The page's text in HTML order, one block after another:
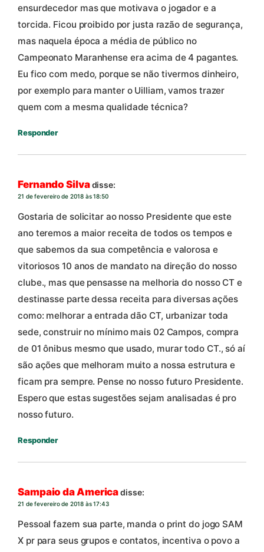
ensurdecedor mas que motivava o jogador e a
torcida. Ficou proibido por justa razão de segurança,
mas naquela época a média de público no
Campeonato Maranhense era acima de 4 pagantes.
Eu fico com medo, porque se não tivermos dinheiro,
por exemplo para manter o Uilliam, vamos trazer
quem com a mesma qualidade técnica?
Responder
Fernando Silvadisse:
21 de fevereiro de 2018 às 18:50
Gostaria de solicitar ao nosso Presidente que este
ano teremos a maior receita de todos os tempos e
que sabemos da sua competência e valorosa e
vitoriosos 10 anos de mandato na direção do nosso
clube., mas que pensasse na melhoria do nosso CT e
destinasse parte dessa receita para diversas ações
como: melhorar a entrada dão CT, urbanizar toda
sede, construir no mínimo mais 02 Campos, compra
de 01 ônibus mesmo que usado, murar todo CT., só aí
são ações que melhoram muito a nossa estrutura e
ficam pra sempre. Pense no nosso futuro Presidente.
Espero que estas sugestões sejam analisadas é pro
nosso futuro.
Responder
Sampaio da Americadisse:
21 de fevereiro de 2018 às 17:43
Pessoal fazem sua parte, manda o print do jogo SAM
X pr para seus grupos e contatos, incentiva o povo a